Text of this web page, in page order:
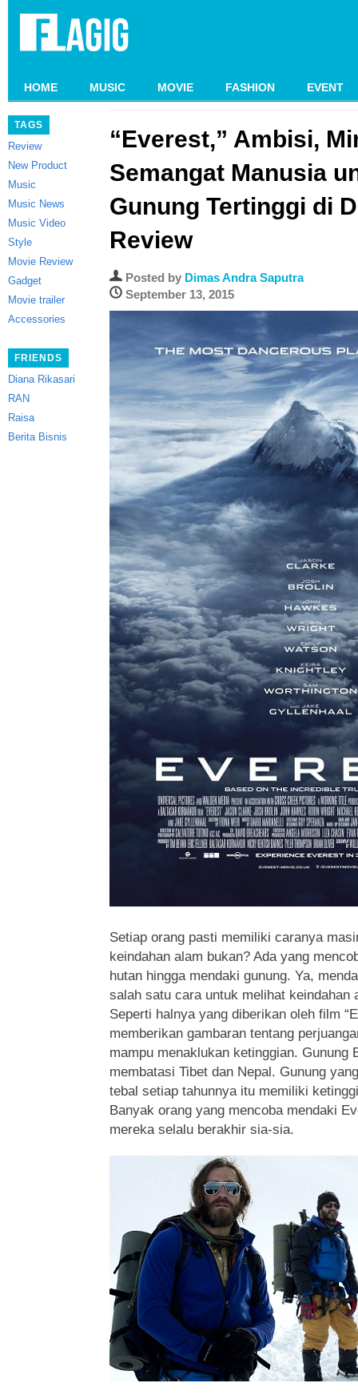
HOME MUSIC MOVIE FASHION EVENT
TAGS
Review
New Product
Music
Music News
Music Video
Style
Movie Review
Gadget
Movie trailer
Accessories
FRIENDS
Diana Rikasari
RAN
Raisa
Berita Bisnis
“Everest,” Ambisi,
Semangat Manusia
Gunung Tertinggi di
Review
Posted by Dimas Andra Saputra
September 13, 2015
Setiap orang pasti memiliki caranya
keindahan alam bukan? Ada yang
hutan hingga mendaki gunung. Ya,
salah satu cara untuk melihat keindahan
Seperti halnya yang diberikan oleh film
memberikan gambaran tentang
mampu menaklukan ketinggian. Gunung
membatasi Tibet dan Nepal. Gunung
tebal setiap tahunnya itu memiliki
Banyak orang yang mencoba mendaki
mereka selalu berakhir sia-sia.